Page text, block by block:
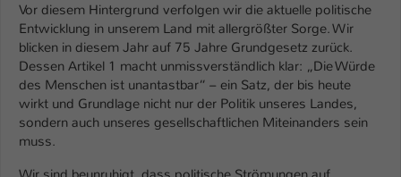
Vor diesem Hintergrund verfolgen wir die aktuelle politische
Entwicklung in unserem Land mit allergrößter Sorge. Wir
blicken in diesem Jahr auf 75 Jahre Grundgesetz zurück.
Dessen Artikel 1 macht unmissverständlich klar: „Die Würde
des Menschen ist unantastbar“ – ein Satz, der bis heute
wirkt und Grundlage nicht nur der Politik unseres Landes,
sondern auch unseres gesellschaftlichen Miteinanders sein
muss.
Zweck
Dieses Cookie ist ein Standard-Session-
Cookie von TYPO3. Es speichert im Fall
eines Intranet-Logins die Session-ID. So
kann der eingeloggte Benutzer
wiedererkannt werden und es wird ihm